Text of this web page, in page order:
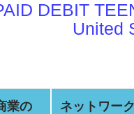
DEBIT
United
業の ネットワー